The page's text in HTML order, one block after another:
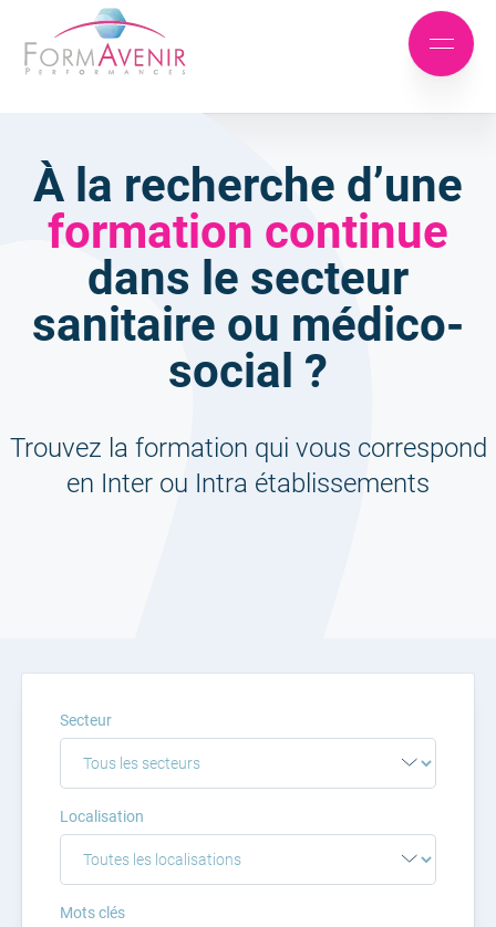
Aller
au
menu
Aller
au
contenu
Formavenir
Performances
Mobile
menu
À la recherche d’une
formation continue
dans le secteur
sanitaire ou médico-
social ?
Trouvez la formation qui vous correspond
en Inter ou Intra établissements
Secteur
Localisation
Mots clés